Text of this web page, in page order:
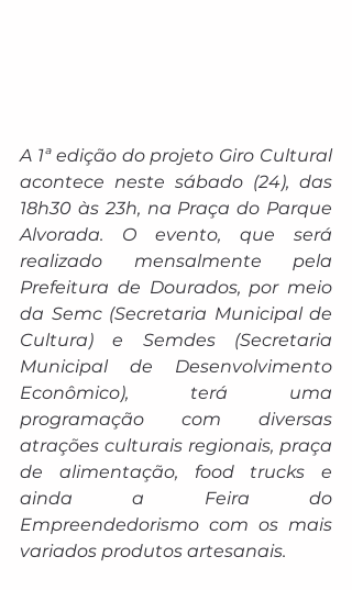
A 1ª edição do projeto Giro Cultural
acontece neste sábado (24), das
18h30 às 23h, na Praça do Parque
Alvorada. O evento, que será
realizado mensalmente pela
Prefeitura de Dourados, por meio
da Semc (Secretaria Municipal de
Cultura) e Semdes (Secretaria
Municipal de Desenvolvimento
Econômico), terá uma
programação com diversas
atrações culturais regionais, praça
de alimentação, food trucks e
ainda a Feira do
Empreendedorismo com os mais
variados produtos artesanais.